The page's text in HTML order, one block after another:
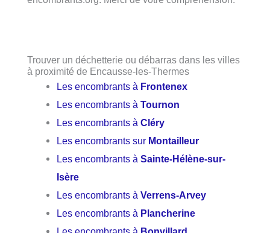
Trouver un déchetterie ou débarras dans les villes
à proximité de Encausse-les-Thermes
Les encombrants à Frontenex
Les encombrants àTournon
Les encombrants àCléry
Les encombrants sur Montailleur
Les encombrants àSainte-Hélène-sur-
Isère
Les encombrants àVerrens-Arvey
Les encombrants à Plancherine